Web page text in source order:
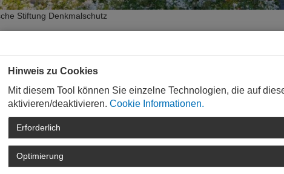
Stiftung Denkmalschutz
Hinweis zu Cookies
Mit diesem Tool können Sie einzelne Technologien, die auf
aktivieren/deaktivieren. Cookie Informationen.
Erforderlich
Optimierung